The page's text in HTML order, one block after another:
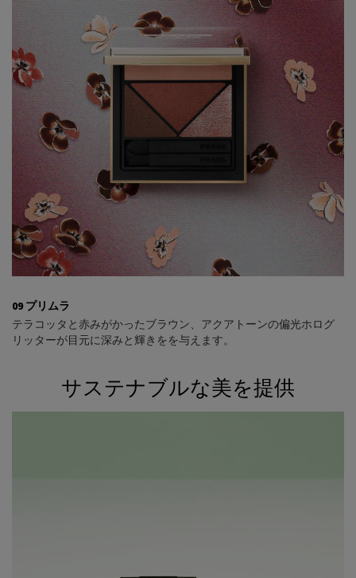
09 プリムラ
テラコッタと赤みがかったブラウン、アクアトーンの偏光ホログ
リッターが目元に深みと輝きをを与えます。
サステナブルな美を提供